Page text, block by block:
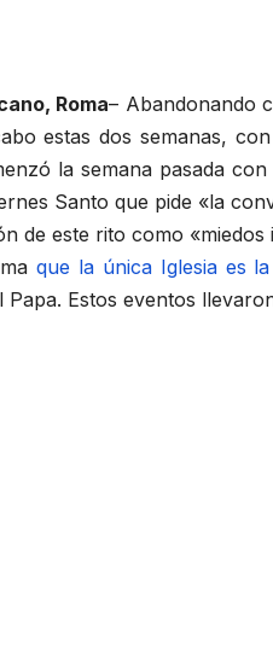
Roma– Abandonando
estas dos semanas,
la semana pasada
Santo que pide «la
de este rito como
que la única Iglesia es
Papa. Estos eventos